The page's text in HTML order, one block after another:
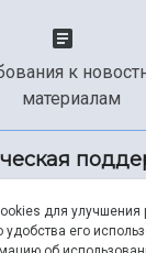
к
материалам
(846) 267-49-99
для улучшения
удобства его